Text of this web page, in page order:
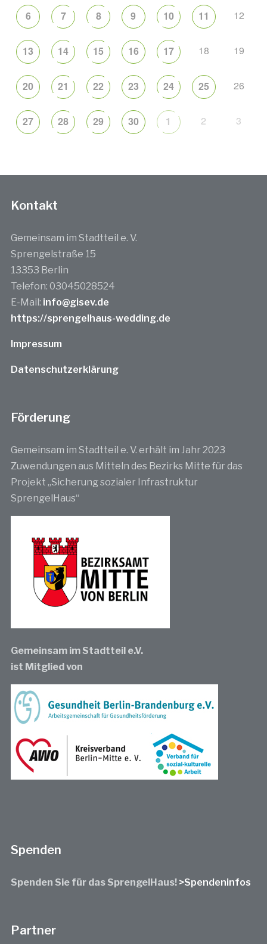
6 7 8 9 10 11 12
13 14 15 16 17 18 19
20 21 22 23 24 25 26
27 28 29 30 1 2 3
Kontakt
Gemeinsam im Stadtteil e. V.
Sprengelstraße 15
13353 Berlin
Telefon: 03045028524
E-Mail: info@gisev.de
https://sprengelhaus-wedding.de
Impressum
Datenschutzerklärung
Förderung
Gemeinsam im Stadtteil e. V. erhält im Jahr 2023
Zuwendungen aus Mitteln des Bezirks Mitte für das
Projekt „Sicherung sozialer Infrastruktur
SprengelHaus“
Gemeinsam im Stadtteil e.V.
ist Mitglied von
Spenden
Spenden Sie für das SprengelHaus! >Spendeninfos
Partner